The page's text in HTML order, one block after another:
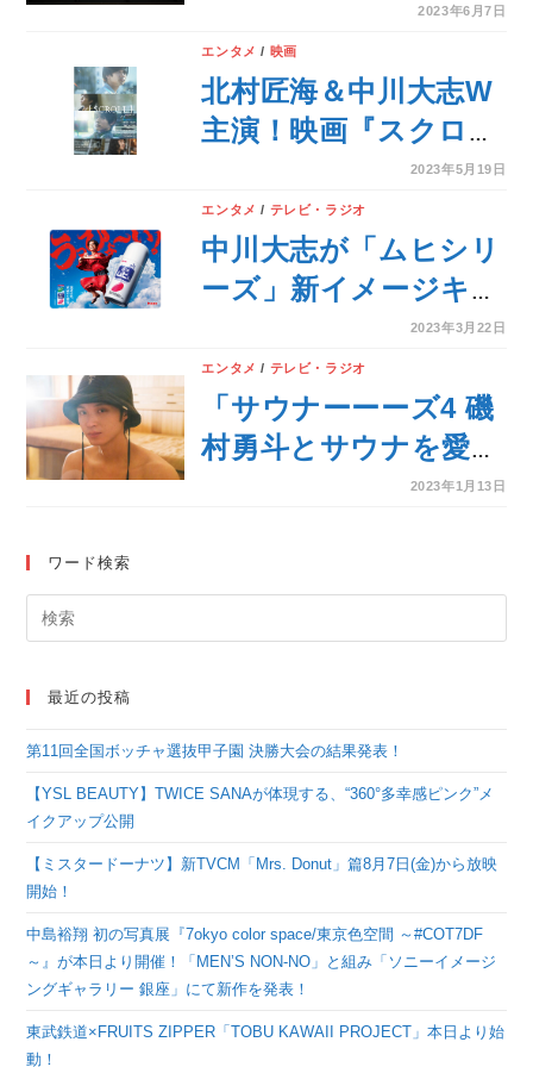
屋太鳳、安達祐実、
LiLiCoが、『ショート
ショート フィルムフ
ェスティバル ＆ アジ
ア 2023』オープニン
グセレモニーに登壇！
2023年6月7日
エンタメ / 映画
北村匠海＆中川大志W
主演！映画『スクロー
ル』Blu-ray＆DVDが
2023年9月6日に発売決
定！
2023年5月19日
エンタメ / テレビ・ラジオ
中川大志が「ムヒシリ
ーズ」新イメージキャ
ラクターに決定！「は
じける準備できてます
か！」とCMの見どこ
ろを語る
2023年3月22日
エンタメ / テレビ・ラジオ
「サウナーーーズ4 磯
村勇斗とサウナを愛す
る男たち」3月より
手俳優の中川大志と北
村匠海！
2023年1月13日
ワード検索
最近の投稿
第11回全国ボッチャ選抜甲子園 決勝大会の結果発表！
【YSL BEAUTY】TWICE SANAが体現する、“360°多幸感ピンク”メ
イクアップ公開
【ミスタードーナツ】新TVCM「Mrs. Donut」篇8月7日(金)から放映
開始！
中島裕翔 初の写真展『7okyo color space/東京色空間 ～#COT7DF
～』が本日より開催！「MEN’S NON-NO」と組み「ソニーイメージ
ングギャラリー 銀座」にて新作を発表！
東武鉄道×FRUITS ZIPPER「TOBU KAWAII PROJECT」本日より始
動！